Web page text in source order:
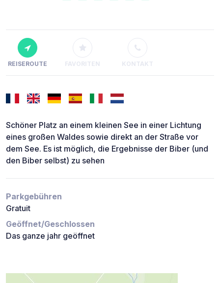
REISEROUTE FAVORITEN KONTAKT
Schöner Platz an einem kleinen See in einer Lichtung
eines großen Waldes sowie direkt an der Straße vor
dem See. Es ist möglich, die Ergebnisse der Biber (und
den Biber selbst) zu sehen
Parkgebühren
Gratuit
Geöffnet/Geschlossen
Das ganze jahr geöffnet